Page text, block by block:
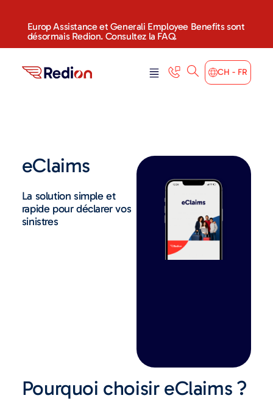
Europ Assistance et Generali Employee Benefits sont
désormais Redion. Consultez la FAQ.
CH - FR
eClaims
La solution simple et
rapide pour déclarer vos
sinistres
Pourquoi choisir eClaims ?